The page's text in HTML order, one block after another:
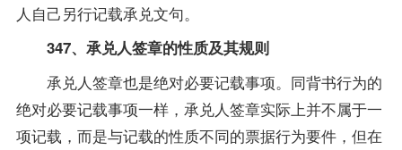
人自己另行记载承兑文句。
347、承兑人签章的性质及其规则
承兑人签章也是绝对必要记载事项。同背书行为的
绝对必要记载事项一样，承兑人签章实际上并不属于一
项记载，而是与记载的性质不同的票据行为要件，但在